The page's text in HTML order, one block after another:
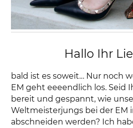
Hallo Ihr
bald ist es soweit… Nur noch
EM geht eeeendlich los. Seid
bereit und gespannt, wie
Weltmeisterjungs bei der EM
abschneiden werden? Ich